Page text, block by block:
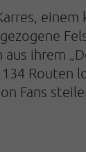
ihrem
Routen
Fans